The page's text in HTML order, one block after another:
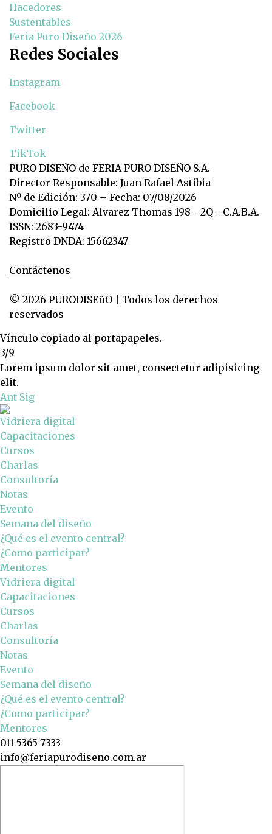
Hacedores
Sustentables
Feria Puro Diseño 2026
Redes Sociales
Instagram
Facebook
Twitter
TikTok
PURO DISEÑO de FERIA PURO DISEÑO S.A.
Director Responsable: Juan Rafael Astibia
Nº de Edición: 370 – Fecha: 07/08/2026
Domicilio Legal: Alvarez Thomas 198 - 2Q - C.A.B.A.
ISSN: 2683-9474
Registro DNDA: 15662347
Contáctenos
© 2026 PURODISEñO | Todos los derechos
reservados
Vínculo copiado al portapapeles.
3/9
Lorem ipsum dolor sit amet, consectetur adipisicing
elit.
Ant Sig
Vidriera digital
Capacitaciones
Cursos
Charlas
Consultoría
Notas
Evento
Semana del diseño
¿Qué es el evento central?
¿Como participar?
Mentores
Vidriera digital
Capacitaciones
Cursos
Charlas
Consultoría
Notas
Evento
Semana del diseño
¿Qué es el evento central?
¿Como participar?
Mentores
011 5365-7333
info@feriapurodiseno.com.ar